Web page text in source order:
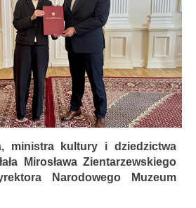
ministra kultury i dziedzictwa
Mirosława Zientarzewskiego
Narodowego Muzeum